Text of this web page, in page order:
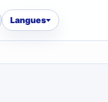
Langues